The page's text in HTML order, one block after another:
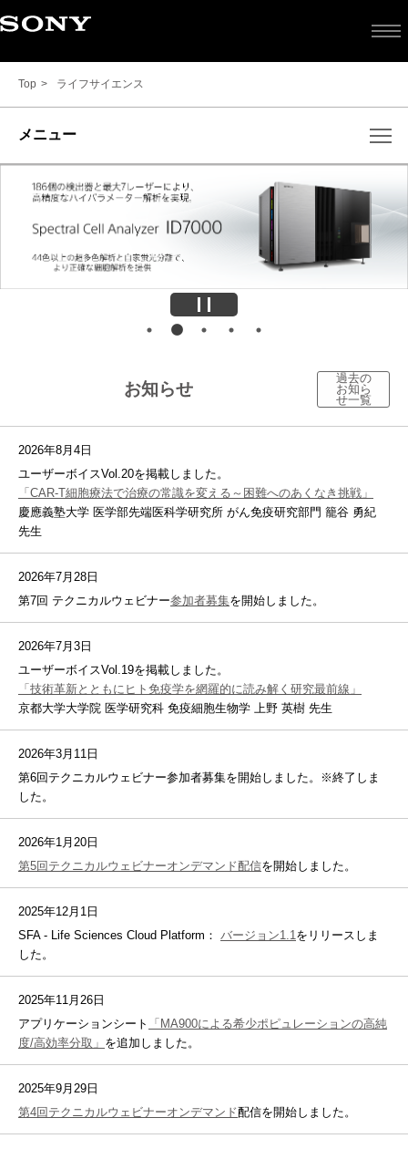
Top ライフサイエンス
メニュー
お知らせ
過去の
お知ら
せ一覧
2026年8月4日
ユーザーボイスVol.20を掲載しました。
「CAR-T細胞療法で治療の常識を変える～困難へのあくなき挑戦」
慶應義塾大学 医学部先端医科学研究所 がん免疫研究部門 籠谷 勇紀
先生
2026年7月28日
第7回 テクニカルウェビナー参加者募集を開始しました。
2026年7月3日
ユーザーボイスVol.19を掲載しました。
「技術革新とともにヒト免疫学を網羅的に読み解く研究最前線」
京都大学大学院 医学研究科 免疫細胞生物学 上野 英樹 先生
2026年3月11日
第6回テクニカルウェビナー参加者募集を開始しました。※終了しま
した。
2026年1月20日
第5回テクニカルウェビナーオンデマンド配信を開始しました。
2025年12月1日
SFA - Life Sciences Cloud Platform： バージョン1.1 をリリースしま
した。
2025年11月26日
アプリケーションシート
「MA900による希少ポピュレーションの高純
度/高効率分取」 を追加しました。
2025年9月29日
第4回テクニカルウェビナーオンデマンド配信を開始しました。